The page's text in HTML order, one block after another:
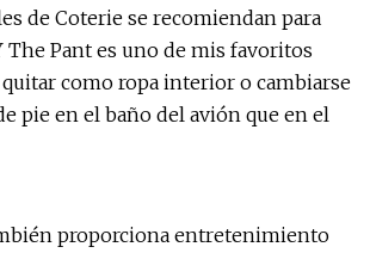
de Coterie se recomiendan para
Pant es uno de mis favoritos
como ropa interior o cambiarse
pie en el baño del avión que en el
proporciona entretenimiento